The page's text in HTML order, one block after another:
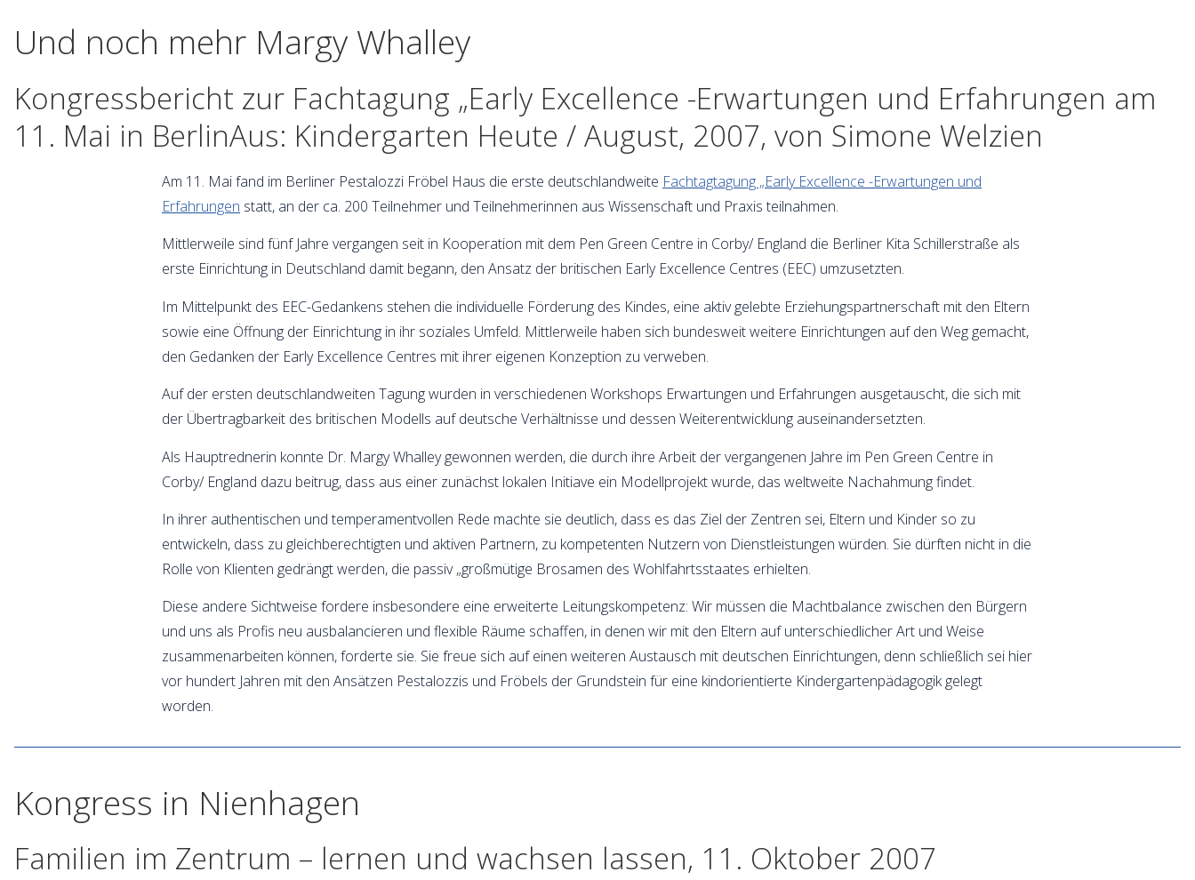
Und noch mehr Margy Whalley
Kongressbericht zur Fachtagung „Early Excellence -Erwartungen und Erfahrungen am
11. Mai in BerlinAus: Kindergarten Heute / August, 2007, von Simone Welzien
Am 11. Mai fand im Berliner Pestalozzi Fröbel Haus die erste deutschlandweite Fachtagtagung „Early Excellence -Erwartungen und
Erfahrungen statt, an der ca. 200 Teilnehmer und Teilnehmerinnen aus Wissenschaft und Praxis teilnahmen.
Mittlerweile sind fünf Jahre vergangen seit in Kooperation mit dem Pen Green Centre in Corby/ England die Berliner Kita Schillerstraße als
erste Einrichtung in Deutschland damit begann, den Ansatz der britischen Early Excellence Centres (EEC) umzusetzten.
Im Mittelpunkt des EEC-Gedankens stehen die individuelle Förderung des Kindes, eine aktiv gelebte Erziehungspartnerschaft mit den Eltern
sowie eine Öffnung der Einrichtung in ihr soziales Umfeld. Mittlerweile haben sich bundesweit weitere Einrichtungen auf den Weg gemacht,
den Gedanken der Early Excellence Centres mit ihrer eigenen Konzeption zu verweben.
Auf der ersten deutschlandweiten Tagung wurden in verschiedenen Workshops Erwartungen und Erfahrungen ausgetauscht, die sich mit
der Übertragbarkeit des britischen Modells auf deutsche Verhältnisse und dessen Weiterentwicklung auseinandersetzten.
Als Hauptrednerin konnte Dr. Margy Whalley gewonnen werden, die durch ihre Arbeit der vergangenen Jahre im Pen Green Centre in
Corby/ England dazu beitrug, dass aus einer zunächst lokalen Initiave ein Modellprojekt wurde, das weltweite Nachahmung findet.
In ihrer authentischen und temperamentvollen Rede machte sie deutlich, dass es das Ziel der Zentren sei, Eltern und Kinder so zu
entwickeln, dass zu gleichberechtigten und aktiven Partnern, zu kompetenten Nutzern von Dienstleistungen würden. Sie dürften nicht in die
Rolle von Klienten gedrängt werden, die passiv „großmütige Brosamen des Wohlfahrtsstaates erhielten.
Diese andere Sichtweise fordere insbesondere eine erweiterte Leitungskompetenz: Wir müssen die Machtbalance zwischen den Bürgern
und uns als Profis neu ausbalancieren und flexible Räume schaffen, in denen wir mit den Eltern auf unterschiedlicher Art und Weise
zusammenarbeiten können, forderte sie. Sie freue sich auf einen weiteren Austausch mit deutschen Einrichtungen, denn schließlich sei hier
vor hundert Jahren mit den Ansätzen Pestalozzis und Fröbels der Grundstein für eine kindorientierte Kindergartenpädagogik gelegt
worden.
Kongress in Nienhagen
Familien im Zentrum – lernen und wachsen lassen, 11. Oktober 2007